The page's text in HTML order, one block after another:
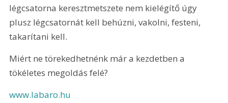
légcsatorna keresztmetszete nem kielégítő úgy
plusz légcsatornát kell behúzni, vakolni, festeni,
takarítani kell.
Miért ne törekedhetnénk már a kezdetben a
tökéletes megoldás felé?
www.labaro.hu